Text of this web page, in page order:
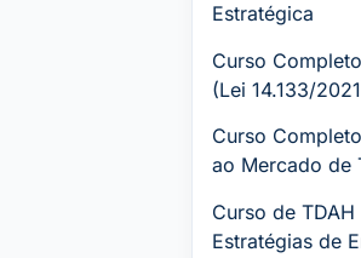
Estratégica
Curso
(Lei 14.133/
Curso
ao Mercado de
Curso de
Estratégias de